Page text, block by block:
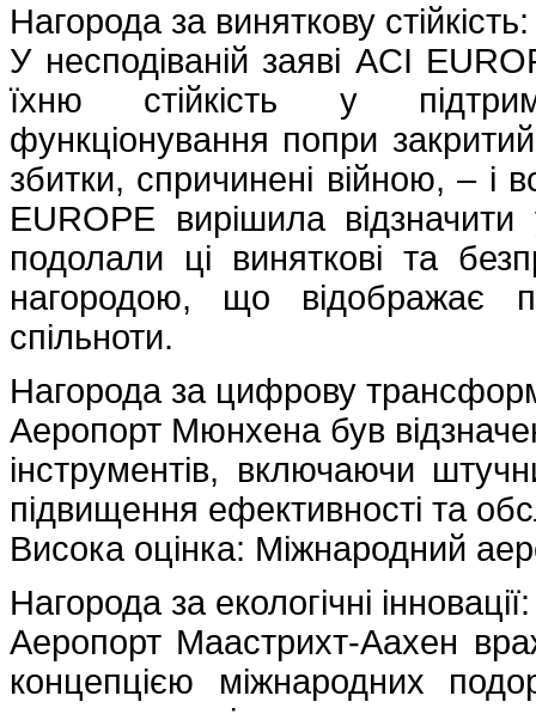
Нагорода за виняткову
У несподіваній заяві ACI
їхню стійкість у
функціонування попри
збитки, спричинені війною, – і
EUROPE вирішила
подолали ці виняткові та
нагородою, що відображає
спільноти.
Нагорода за цифрову
Аеропорт Мюнхена був
інструментів, включаючи
підвищення ефективності та
Висока оцінка: Міжнародний
Нагорода за екологічні
Аеропорт Маастрихт-Аахен
концепцією міжнародних